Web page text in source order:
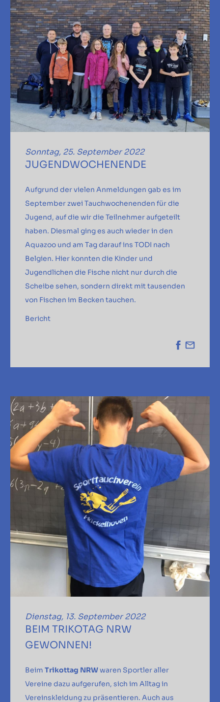
Sonntag, 25. September 2022
JUGENDWOCHENENDE
Aufgrund der vielen Anmeldungen gab es im
September zwei Tauchwochenenden für die
Jugend, auf die wir die Teilnehmer aufgeteilt
haben. Diesmal ging es auch wieder in den
Aquazoo und am Tag darauf ins TODI nach
Belgien. Hier konnten die Kinder und
Jugendlichen die Fische nicht nur durch die
Scheibe sehen, sondern direkt mit tausenden
von Fischen im Becken tauchen.
Bericht
Dienstag, 13. September 2022
BEIM TRIKOTAG NRW
GEWONNEN!
Beim Trikottag NRWwaren Sportler aller
Vereine dazu aufgerufen, sich im Alltag in
Vereinskleidung zu präsentieren. Auch aus